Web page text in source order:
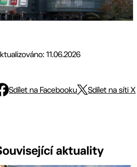
11.06.2026
Sdílet na Facebooku Sdílet na síti X
aktuality